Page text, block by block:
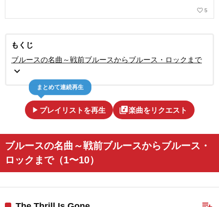
favorite_border 5
もくじ
ブルースの名曲～戦前ブルースからブルース・ロックまで
expand_more
play_arrow プレイリストを再生
まとめて連続再生
library_music楽曲をリクエスト
ブルースの名曲～戦前ブルースからブルース・
ロックまで（1〜10）